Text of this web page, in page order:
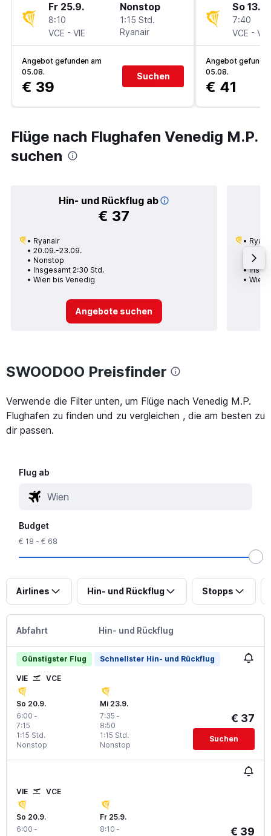
Fr 25.9.
8:10
VCE - VIE
Nonstop
1:15 Std.
Ryanair
Angebot gefunden am
05.08.
€ 39
Suchen
So 13.9.
7:40
VCE - VIE
Angebot
05.08.
€ 41
Flüge nach Flughafen Venedig M.P.
suchen
Hin- und Rückflug ab
€ 37
Ryanair
20.09.-23.09.
Nonstop
Insgesamt 2:30 Std.
Wien bis Venedig
Angebote suchen
Wien
SWOODOO Preisfinder
Verwende die Filter unten, um Flüge nach Venedig M.P.
Flughafen zu finden und zu vergleichen , die am besten zu
dir passen.
Flug ab
Budget
€ 18 - € 68
Airlines Hin- und Rückflug Stopps
Abfahrt Hin- und Rückflug
Günstigster Flug Schnellster Hin- und Rückflug
VIE VCE
So 20.9.
6:00 -
7:15
Nonstop
1:15 Std.
Mi 23.9.
7:35 -
8:50
Nonstop
1:15 Std.
€ 37
Suchen
VIE VCE
So 20.9.
6:00 -
Fr 25.9.
8:10 -
€ 39